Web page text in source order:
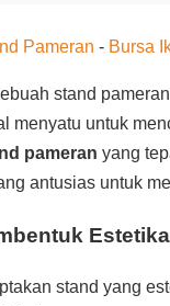
Pameran - Bursa
stand
menyatu untuk
pameran yang
antusias untuk
stand yang